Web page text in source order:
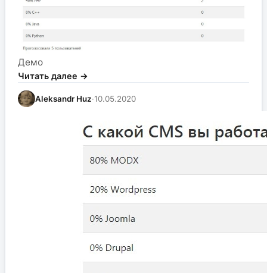
Демо
Читать далее →
Aleksandr Huz·10.05.2020